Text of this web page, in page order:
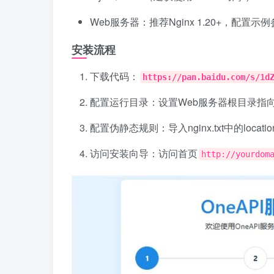
Web服务器：推荐Nginx 1.20+，配置示
安装流程
下载代码： https://pan.baidu.com/s/1dZy-
配置运行目录：设置Web服务器根目录指
配置伪静态规则：导入nginx.txt中的
访问安装向导：访问首页 http://